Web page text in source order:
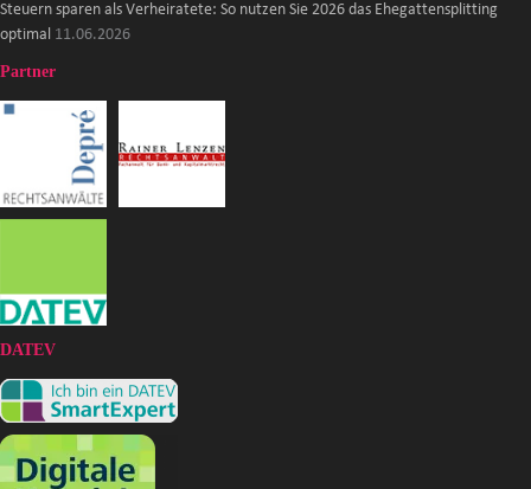
Steuern sparen als Verheiratete: So nutzen Sie 2026 das Ehegattensplitting
optimal 11.06.2026
Partner
DATEV